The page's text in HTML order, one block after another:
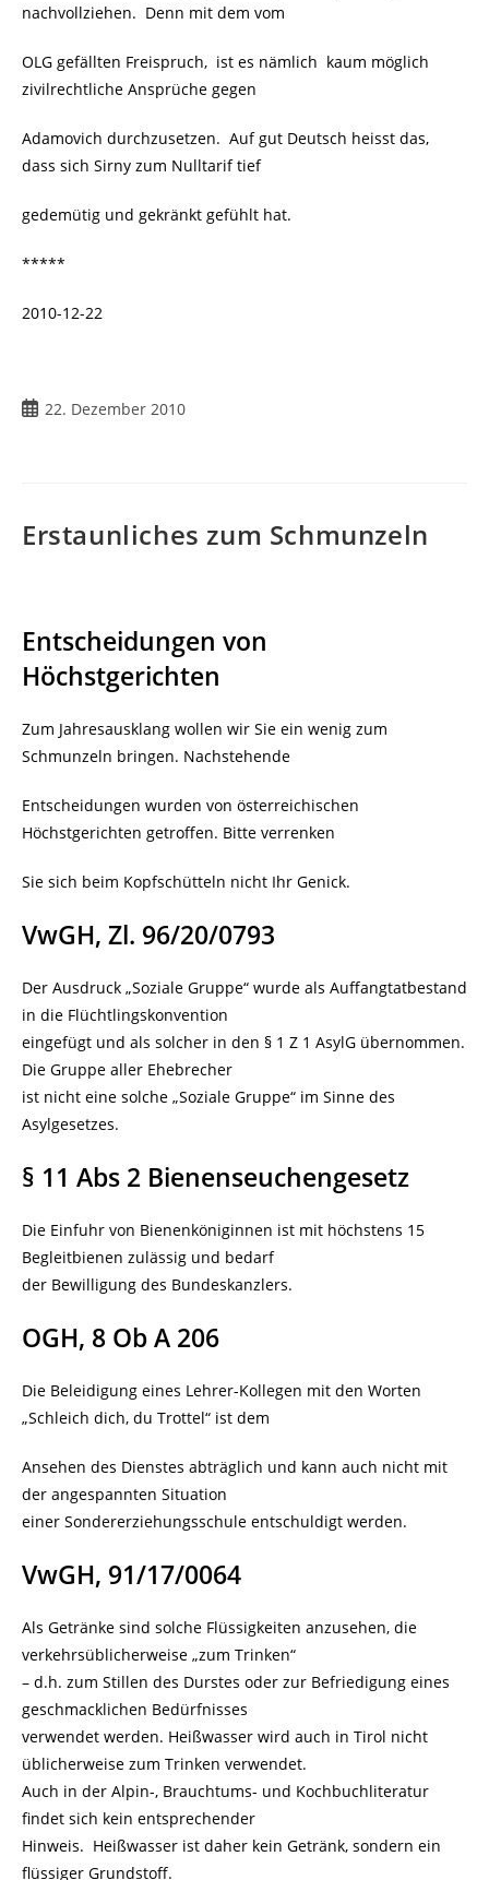
nachvollziehen. Denn mit dem vom
OLG gefällten Freispruch, ist es nämlich kaum möglich
zivilrechtliche Ansprüche gegen
Adamovich durchzusetzen. Auf gut Deutsch heisst das,
dass sich Sirny zum Nulltarif tief
gedemütig und gekränkt gefühlt hat.
*****
2010-12-22
Beitrag
22. Dezember 2010
Erstaunliches zum Schmunzeln
Entscheidungen von
Höchstgerichten
Zum Jahresausklang wollen wir Sie ein wenig zum
Schmunzeln bringen. Nachstehende
Entscheidungen wurden von österreichischen
Höchstgerichten getroffen. Bitte verrenken
Sie sich beim Kopfschütteln nicht Ihr Genick.
VwGH, Zl. 96/20/0793
Der Ausdruck „Soziale Gruppe“ wurde als Auffangtatbestand
in die Flüchtlingskonvention
eingefügt und als solcher in den § 1 Z 1 AsylG übernommen.
Die Gruppe aller Ehebrecher
ist nicht eine solche „Soziale Gruppe“ im Sinne des
Asylgesetzes.
§ 11 Abs 2 Bienenseuchengesetz
Die Einfuhr von Bienenköniginnen ist mit höchstens 15
Begleitbienen zulässig und bedarf
der Bewilligung des Bundeskanzlers.
OGH, 8 Ob A 206
Die Beleidigung eines Lehrer-Kollegen mit den Worten
„Schleich dich, du Trottel“ ist dem
Ansehen des Dienstes abträglich und kann auch nicht mit
der angespannten Situation
einer Sondererziehungsschule entschuldigt werden.
VwGH, 91/17/0064
Als Getränke sind solche Flüssigkeiten anzusehen, die
verkehrsüblicherweise „zum Trinken“
– d.h. zum Stillen des Durstes oder zur Befriedigung eines
geschmacklichen Bedürfnisses
verwendet werden. Heißwasser wird auch in Tirol nicht
üblicherweise zum Trinken verwendet.
Auch in der Alpin-, Brauchtums- und Kochbuchliteratur
findet sich kein entsprechender
Hinweis. Heißwasser ist daher kein Getränk, sondern ein
flüssiger Grundstoff.